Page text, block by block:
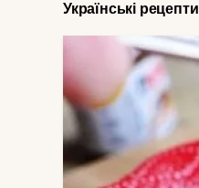
Українські рецепти